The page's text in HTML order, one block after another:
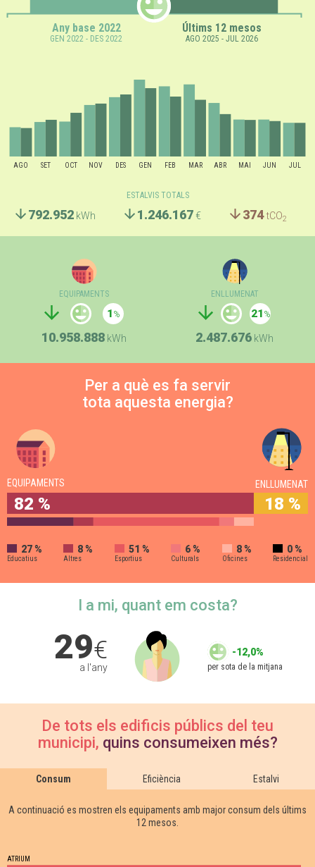
Any base 2022 Últims 12 mesos
GEN 2022 - DES 2022 AGO 2025 - JUL 2026
AGO SET OCT NOV DES GEN FEB MAR ABR MAI JUN JUL
ESTALVIS TOTALS
792.952kWh 1.246.167€ 374tCO2
EQUIPAMENTS
1
10.958.888 kWh
ENLLUMENAT
21
2.487.676 kWh
Per a què es fa servir
tota aquesta energia?
EQUIPAMENTS ENLLUMENAT
82 % 18 %
27 %
Educatius
8 %
Altres
51 %
Esportius
6 %
Culturals
8 %
Oficines
0 %
Residencial
I a mi, quant em costa?
29€
a l'any
-12,0%
per sota de la mitjana
De tots els edificis públics del teu
municipi, quins consumeixen més?
Consum Eficiència Estalvi
A continuació es mostren els equipaments amb major consum dels últims
12 mesos.
ATRIUM